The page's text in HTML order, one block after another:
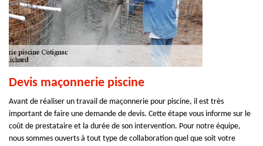
Devis maçonnerie piscine
Avant de réaliser un travail de maçonnerie pour piscine, il est très
important de faire une demande de devis. Cette étape vous informe sur le
coût de prestataire et la durée de son intervention. Pour notre équipe,
nous sommes ouverts à tout type de collaboration quel que soit votre